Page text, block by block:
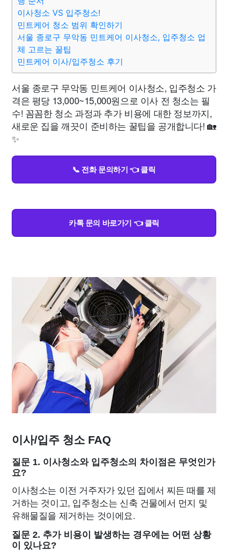
이사청소 VS 입주청소!
민트케어 청소 범위 확인하기
서울 종로구 무악동 민트케어 이사청소, 입주청소 업
체 고르는 꿀팁
민트케어 이사/입주청소 후기
서울 종로구 무악동 민트케어 이사청소, 입주청소 가
격은 평당 13,000~15,000원으로 이사 전 청소는 필
수! 꼼꼼한 청소 과정과 추가 비용에 대한 정보까지,
새로운 집을 깨끗이 준비하는 꿀팁을 공개합니다! 🏡
✨
📞 전화 문의하기 👈 클릭
카톡 문의 바로가기 👈 클릭
이사/입주 청소 FAQ
질문 1. 이사청소와 입주청소의 차이점은 무엇인가
요?
이사청소는 이전 거주자가 있던 집에서 찌든 때를 제
거하는 것이고, 입주청소는 신축 건물에서 먼지 및
유해물질을 제거하는 것이에요.
질문 2. 추가 비용이 발생하는 경우에는 어떤 상황
이 있나요?